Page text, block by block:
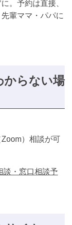
。予約は直接、
輩ママ・パパに
からない場
）相談が可
談・窓口相談予